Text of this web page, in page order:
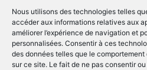
Nous utilisons des technologies telles
accéder aux informations relatives aux
améliorer l’expérience de navigation et
personnalisées. Consentir à ces
des données telles que le
sur ce site. Le fait de ne pas consentir
À
© Copyright 2022 | Produit